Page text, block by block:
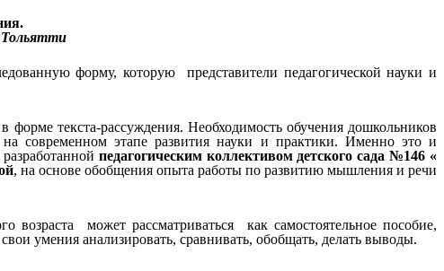
форму, которую представители педагогической науки и
текста-рассуждения. Необходимость обучения дошкольников
на современном этапе развития науки и практики. Именно это и
разработанной педагогическим коллективом детского сада №146 «
, на основе обобщения опыта работы по развитию мышления и речи
может рассматриваться как самостоятельное пособие,
умения анализировать, сравнивать, обобщать, делать выводы.